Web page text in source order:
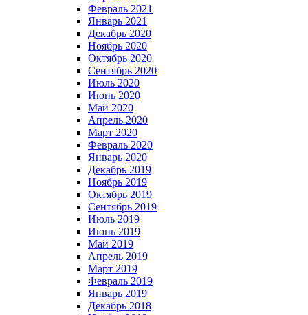
Февраль 2021
Январь 2021
Декабрь 2020
Ноябрь 2020
Октябрь 2020
Сентябрь 2020
Июль 2020
Июнь 2020
Май 2020
Апрель 2020
Март 2020
Февраль 2020
Январь 2020
Декабрь 2019
Ноябрь 2019
Октябрь 2019
Сентябрь 2019
Июль 2019
Июнь 2019
Май 2019
Апрель 2019
Март 2019
Февраль 2019
Январь 2019
Декабрь 2018